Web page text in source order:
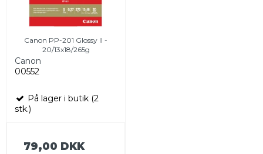
Canon PP-201 Glossy II -
20/13x18/265g
Canon
00552
På lager i butik (2
stk.)
79,00 DKK